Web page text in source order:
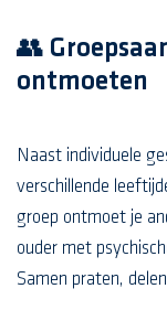
👥
ontmoeten
Naast individuele
verschillende
groep ontmoet je
ouder met
Samen praten,